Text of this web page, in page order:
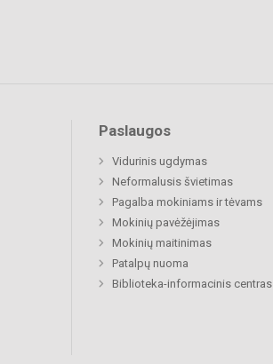
Paslaugos
Vidurinis ugdymas
Neformalusis švietimas
Pagalba mokiniams ir tėvams
Mokinių pavėžėjimas
Mokinių maitinimas
Patalpų nuoma
Biblioteka-informacinis centras